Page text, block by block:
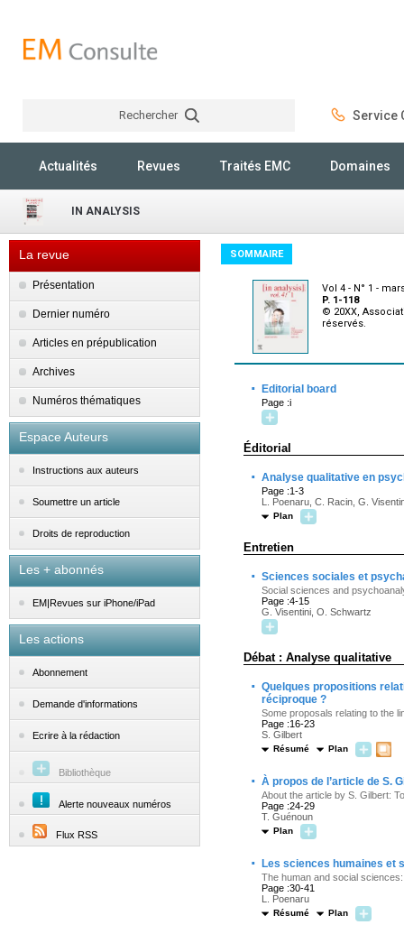
Rechercher Service
Actualités Revues Traités EMC Domaines
IN ANALYSIS
La revue
Présentation
Dernier numéro
Articles en prépublication
Archives
Numéros thématiques
Espace Auteurs
Instructions aux auteurs
Soumettre un article
Droits de reproduction
Les + abonnés
EM|Revues sur iPhone/iPad
Les actions
Abonnement
Demande d'informations
Ecrire à la rédaction
Bibliothèque
Alerte nouveaux numéros
Flux RSS
SOMMAIRE
Vol 4 - N° 1 -
P. 1-118
© 20XX,
réservés.
· Editorial board
Page :i
Éditorial
· Analyse qualitative en
Page :1-3
L. Poenaru, C. Racin, G.
Plan
Entretien
· Sciences sociales et
Social sciences and
Page :4-15
G. Visentini, O. Schwartz
Débat : Analyse qualitative
· Quelques propositions
réciproque ?
Some proposals relating to the
Page :16-23
S. Gilbert
Résumé Plan
· À propos de l’article de S.
About the article by S. Gilbert:
Page :24-29
T. Guénoun
Plan
· Les sciences humaines et
The human and social
Page :30-41
L. Poenaru
Résumé Plan